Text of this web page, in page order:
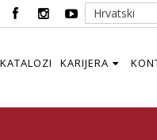
Hrvatski
KATALOZI KARIJERA